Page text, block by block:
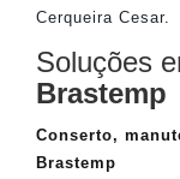
Cerqueira Cesar.
Soluções
Brastemp
Conserto,
Brastemp